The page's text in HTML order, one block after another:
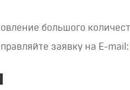
большого
заявку на E-mail: